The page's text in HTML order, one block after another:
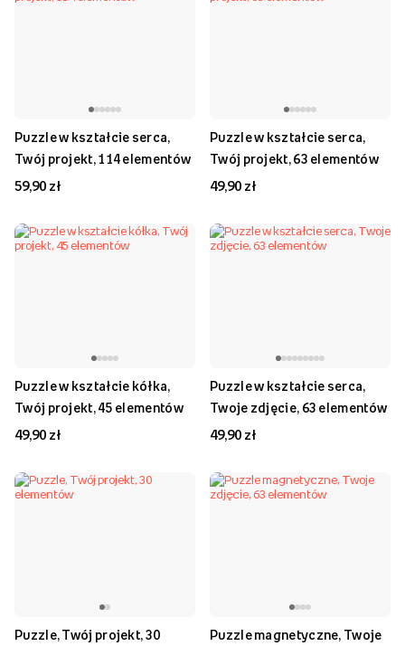
Puzzle w kształcie serca,
Twój projekt, 114 elementów
59,90 zł
Puzzle w kształcie serca,
Twój projekt, 63 elementów
49,90 zł
Puzzle w kształcie kółka,
Twój projekt, 45 elementów
49,90 zł
Puzzle w kształcie serca,
Twoje zdjęcie, 63 elementów
49,90 zł
Puzzle, Twój projekt, 30
Puzzle magnetyczne, Twoje